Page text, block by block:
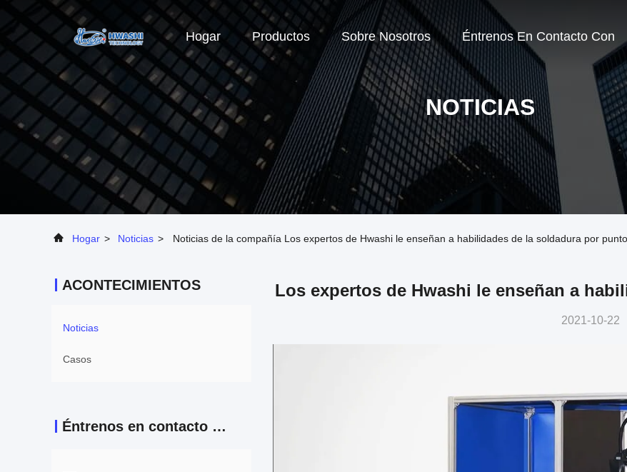
Hogar Productos Sobre Nosotros Éntrenos En Contacto Con
NOTICIAS
Hogar > Noticias > Noticias de la compañía Los expertos de Hwashi le enseñan a habilidades de la soldadura por
ACONTECIMIENTOS
Noticias
Casos
Éntrenos en contacto con
Los expertos de Hwashi le enseñan a
2021-10-22